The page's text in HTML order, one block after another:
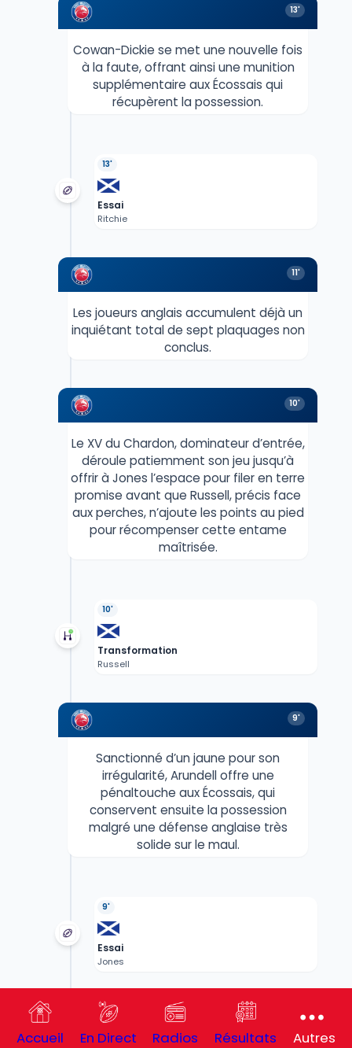
13'
Cowan-Dickie se met une nouvelle fois
à la faute, offrant ainsi une munition
supplémentaire aux Écossais qui
récupèrent la possession.
13'
Essai
Ritchie
11'
Les joueurs anglais accumulent déjà un
inquiétant total de sept plaquages non
conclus.
10'
Le XV du Chardon, dominateur d’entrée,
déroule patiemment son jeu jusqu’à
offrir à Jones l’espace pour filer en terre
promise avant que Russell, précis face
aux perches, n’ajoute les points au pied
pour récompenser cette entame
maîtrisée.
10'
Transformation
Russell
9'
Sanctionné d’un jaune pour son
irrégularité, Arundell offre une
pénaltouche aux Écossais, qui
conservent ensuite la possession
malgré une défense anglaise très
solide sur le maul.
9'
Essai
Jones
7'
Accueil En Direct Radios Résultats Autres